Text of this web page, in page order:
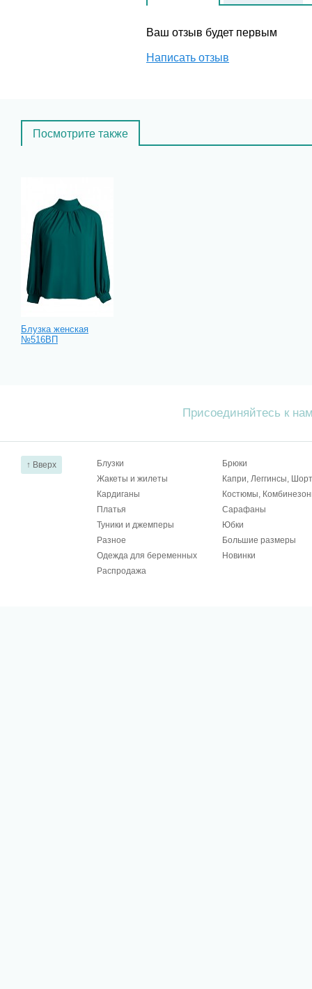
Ваш отзыв будет первым
Написать отзыв
Посмотрите также
Блузка женская
№516ВП
Присоединяйтесь к
↑ Вверх Блузки
Брюки
Жакеты и жилеты
Капри, Леггинсы,
Кардиганы
Костюмы,
Платья
Сарафаны
Туники и джемперы
Юбки
Разное
Большие размеры
Одежда для беременных
Новинки
Распродажа